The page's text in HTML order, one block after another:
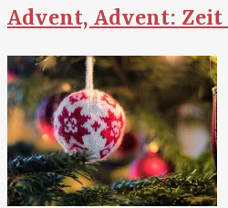
Advent, Advent: Zeit